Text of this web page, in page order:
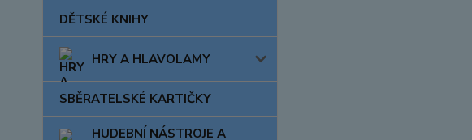
DĚTSKÉ KNIHY
HRY A HLAVOLAMY
SBĚRATELSKÉ KARTIČKY
HUDEBNÍ NÁSTROJE A